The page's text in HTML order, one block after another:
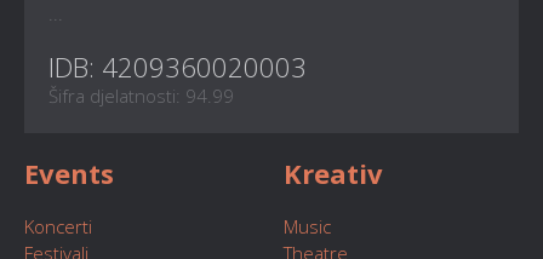
IDB: 4209360020003
Šifra djelatnosti: 94.99
Events
Koncerti
Festivali
Kreativ
Music
Theatre